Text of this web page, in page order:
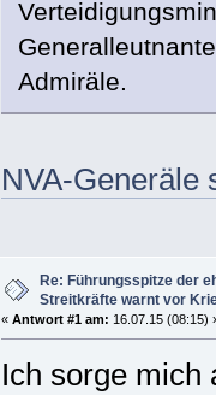
Admiräle.
NVA-Generäle
Re: Führungsspitze der
Streitkräfte warnt vor
« Antwort #1 am: 16.07.15 (08:15)
Ich sorge mich